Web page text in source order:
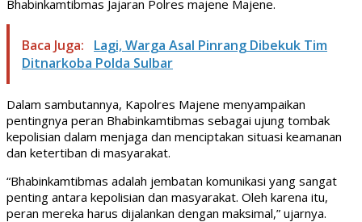
Bhabinkamtibmas Jajaran Polres majene Majene.
Baca Juga:
Lagi, Warga Asal Pinrang Dibekuk Tim
Ditnarkoba Polda Sulbar
Dalam sambutannya, Kapolres Majene menyampaikan
pentingnya peran Bhabinkamtibmas sebagai ujung tombak
kepolisian dalam menjaga dan menciptakan situasi keamanan
dan ketertiban di masyarakat.
“Bhabinkamtibmas adalah jembatan komunikasi yang sangat
penting antara kepolisian dan masyarakat. Oleh karena itu,
peran mereka harus dijalankan dengan maksimal,” ujarnya.